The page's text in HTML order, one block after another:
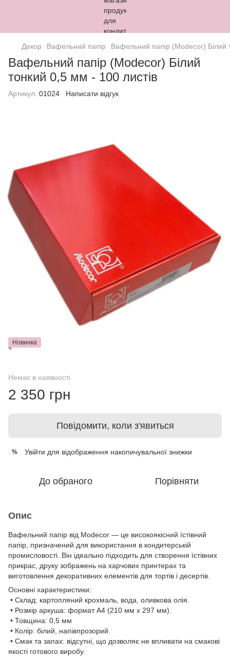
Декор Вафельний папір Вафельний папір (Modecor) Білий
Вафельний папір (Modecor) Білий
тонкий 0,5 мм - 100 листів
Артикул: 01024 Написати відгук
Новинка
Немає в наявності
2 350 грн
Повідомити, коли з'явиться
% Увійти для відображення накопичувальної знижки
До обраного Порівняти
Опис
Вафельний папір від Modecor — це високоякісний їстівний
папір, призначений для використання в кондитерській
промисловості. Він ідеально підходить для створення їстівних
прикрас, друку зображень на харчових принтерах та
виготовлення декоративних елементів для тортів і десертів.
Основні характеристики:
• Склад: картопляний крохмаль, вода, оливкова олія.
• Розмір аркуша: формат А4 (210 мм x 297 мм).
• Товщина: 0,5 мм
• Колір: білий, напівпрозорий.
• Смак та запах: відсутні, що дозволяє не впливати на смакові
якості готового виробу.